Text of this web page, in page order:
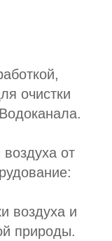
очистки
от
воздуха и
природы.